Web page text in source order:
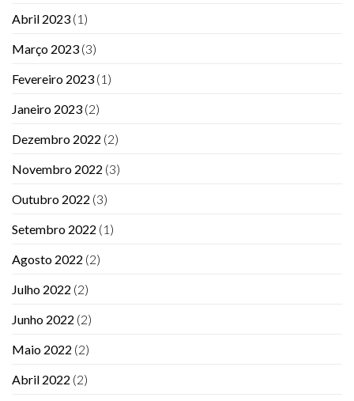
Abril 2023 (1)
Março 2023 (3)
Fevereiro 2023 (1)
Janeiro 2023 (2)
Dezembro 2022 (2)
Novembro 2022 (3)
Outubro 2022 (3)
Setembro 2022 (1)
Agosto 2022 (2)
Julho 2022 (2)
Junho 2022 (2)
Maio 2022 (2)
Abril 2022 (2)